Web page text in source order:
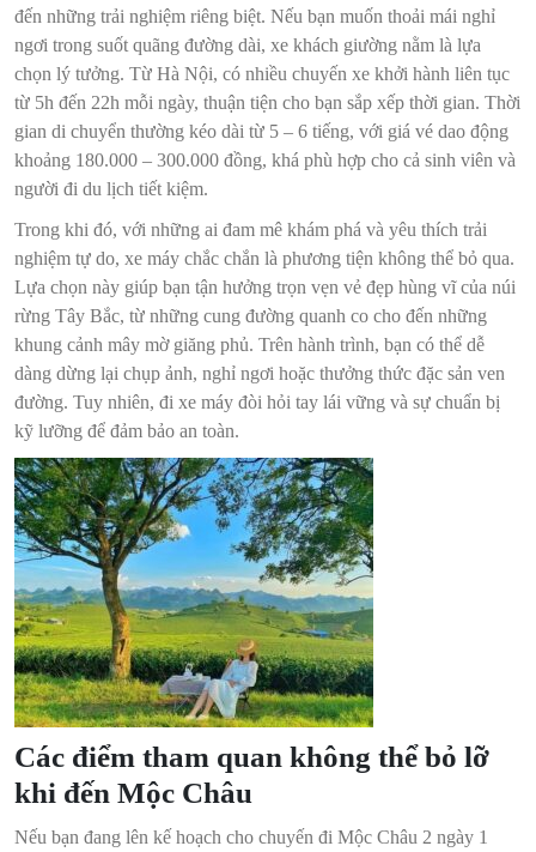
đến những trải nghiệm riêng biệt. Nếu bạn muốn thoải mái nghỉ
ngơi trong suốt quãng đường dài, xe khách giường nằm là lựa
chọn lý tưởng. Từ Hà Nội, có nhiều chuyến xe khởi hành liên tục
từ 5h đến 22h mỗi ngày, thuận tiện cho bạn sắp xếp thời gian. Thời
gian di chuyển thường kéo dài từ 5 – 6 tiếng, với giá vé dao động
khoảng 180.000 – 300.000 đồng, khá phù hợp cho cả sinh viên và
người đi du lịch tiết kiệm.
Trong khi đó, với những ai đam mê khám phá và yêu thích trải
nghiệm tự do, xe máy chắc chắn là phương tiện không thể bỏ qua.
Lựa chọn này giúp bạn tận hưởng trọn vẹn vẻ đẹp hùng vĩ của núi
rừng Tây Bắc, từ những cung đường quanh co cho đến những
khung cảnh mây mờ giăng phủ. Trên hành trình, bạn có thể dễ
dàng dừng lại chụp ảnh, nghỉ ngơi hoặc thưởng thức đặc sản ven
đường. Tuy nhiên, đi xe máy đòi hỏi tay lái vững và sự chuẩn bị
kỹ lưỡng để đảm bảo an toàn.
Các điểm tham quan không thể bỏ lỡ
khi đến Mộc Châu
Nếu bạn đang lên kế hoạch cho chuyến đi Mộc Châu 2 ngày 1